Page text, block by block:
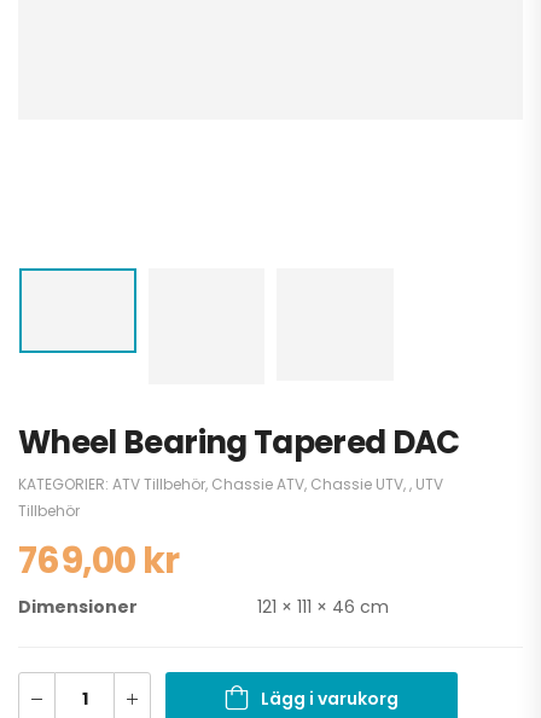
Wheel Bearing Tapered DAC
KATEGORIER: ATV Tillbehör, Chassie ATV, Chassie UTV,, UTV
Tillbehör
769,00kr
Dimensioner 121 × 111 × 46 cm
Lägg i varukorg